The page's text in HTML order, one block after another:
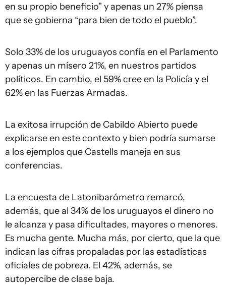
en su propio beneficio” y apenas un 27% piensa
que se gobierna “para bien de todo el pueblo”.
Solo 33% de los uruguayos confía en el Parlamento
y apenas un mísero 21%, en nuestros partidos
políticos. En cambio, el 59% cree en la Policía y el
62% en las Fuerzas Armadas.
La exitosa irrupción de Cabildo Abierto puede
explicarse en este contexto y bien podría sumarse
a los ejemplos que Castells maneja en sus
conferencias.
La encuesta de Latonibarómetro remarcó,
además, que al 34% de los uruguayos el dinero no
le alcanza y pasa dificultades, mayores o menores.
Es mucha gente. Mucha más, por cierto, que la que
indican las cifras propaladas por las estadísticas
oficiales de pobreza. El 42%, además, se
autopercibe de clase baja.